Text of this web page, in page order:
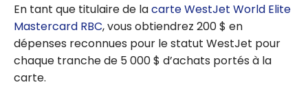
En tant que titulaire de lacarte WestJet World Elite
Mastercard RBC, vous obtiendrez 200 $ en
dépenses reconnues pour le statut WestJet pour
chaque tranche de 5 000 $ d’achats portés à la
carte.